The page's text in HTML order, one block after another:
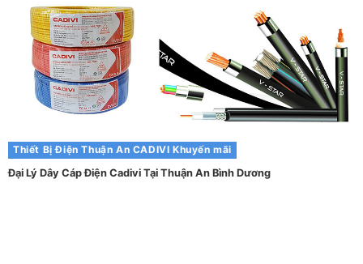
Thiết Bị Điện Thuận An CADIVI Khuyến mãi
Đại Lý Dây Cáp Điện Cadivi Tại Thuận An Bình Dương